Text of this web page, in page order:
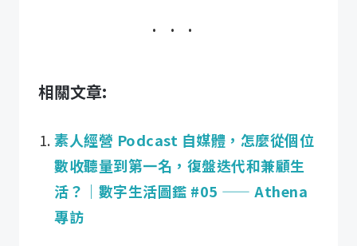
相關文章:
素人經營 Podcast 自媒體，怎麼從個位
數收聽量到第一名，復盤迭代和兼顧生
活？｜數字生活圖鑑 #05 —— Athena
專訪